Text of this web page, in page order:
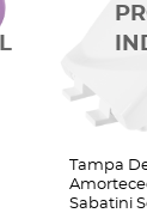
Tampa
Sabatini